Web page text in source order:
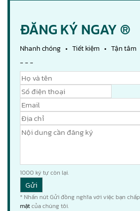
ĐĂNG KÝ NGAY ®
Nhanh chóng • Tiết kiệm • Tận tâm
- - -
1000 ký tự còn lại.
* Nhấn nút Gửi đồng nghĩa với việc bạn
mậtcủa chúng tôi.